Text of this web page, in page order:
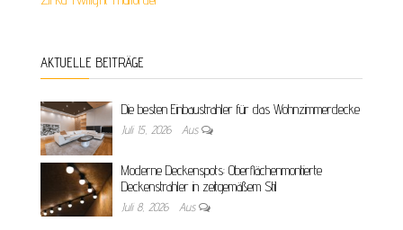
AKTUELLE BEITRÄGE
Die besten Einbaustrahler für das Wohnzimmerdecke
Juli 15, 2026 Aus
Moderne Deckenspots: Oberflächenmontierte
Deckenstrahler in zeitgemäßem Stil
Juli 8, 2026 Aus